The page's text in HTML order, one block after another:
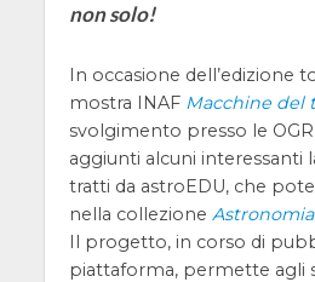
non solo!
In occasione dell’edizione
mostra INAF Macchine del
svolgimento presso le
aggiunti alcuni interessanti
tratti da astroEDU, che
nella collezione
Il progetto, in corso di
piattaforma, permette agli